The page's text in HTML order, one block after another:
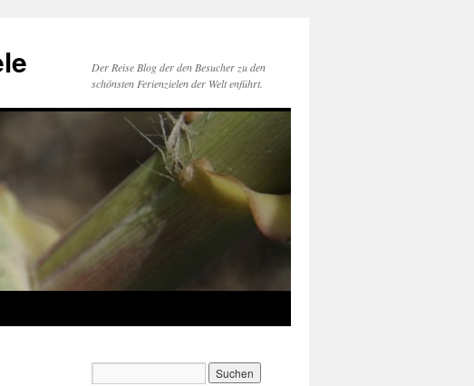
Der Reise Blog der den Besucher zu den
schönsten Ferienzielen der Welt enführt.